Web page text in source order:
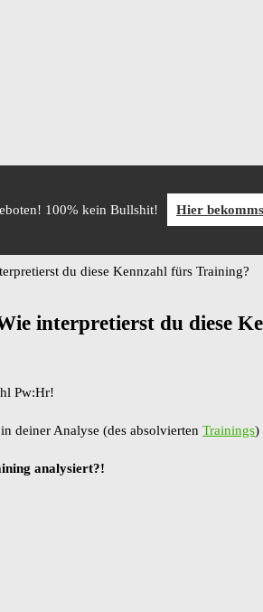
100% kein Bullshit! Hier
du diese Kennzahl fürs Training?
interpretierst du diese
Pw:Hr!
deiner Analyse (des absolvierten Trainings)
analysiert?!